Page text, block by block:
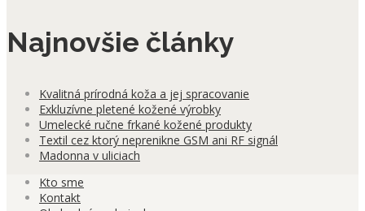
Najnovšie články
Kvalitná prírodná koža a jej spracovanie
Exkluzívne pletené kožené výrobky
Umelecké ručne frkané kožené produkty
Textil cez ktorý neprenikne GSM ani RF signál
Madonna v uliciach
Kto sme
Kontakt